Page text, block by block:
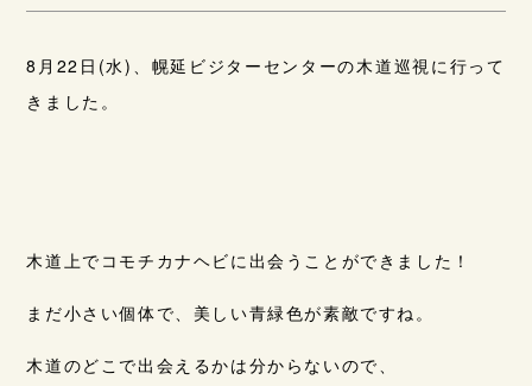
8月22日(水)、幌延ビジターセンターの木道巡視に行って
きました。
木道上でコモチカナヘビに出会うことができました！
まだ小さい個体で、美しい青緑色が素敵ですね。
木道のどこで出会えるかは分からないので、